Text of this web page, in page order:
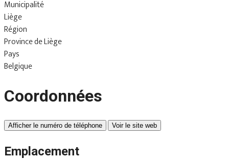
Municipalité
Liège
Région
Province de Liège
Pays
Belgique
Coordonnées
Afficher le numéro de téléphone Voir le site web
Emplacement